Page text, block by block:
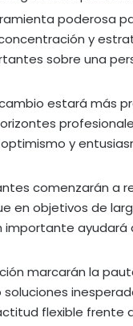
poderosa
y
sobre una
estará más
y
comenzarán a
en objetivos de
importante ayudará
marcarán la
flexible frente